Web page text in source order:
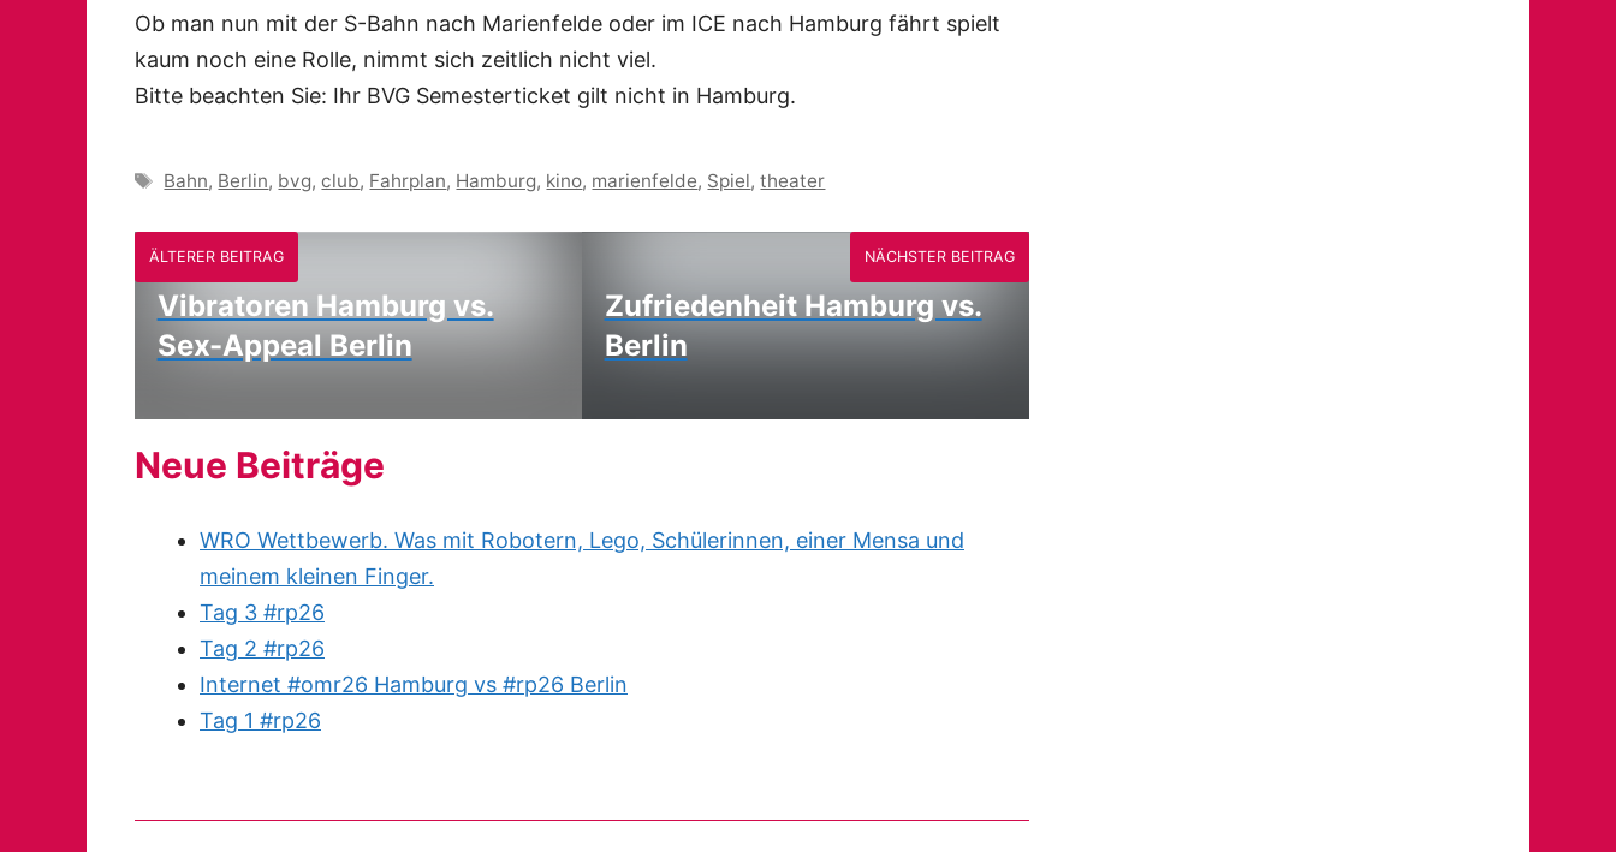
Ob man nun mit der S-Bahn nach Marienfelde oder im ICE nach Hamburg fährt spielt
kaum noch eine Rolle, nimmt sich zeitlich nicht viel.
Bitte beachten Sie: Ihr BVG Semesterticket gilt nicht in Hamburg.
Schlagwörter
Bahn, Berlin, bvg,club, Fahrplan, Hamburg, kino, marienfelde, Spiel,theater
ÄLTERER BEITRAG
Vibratoren Hamburg vs.
Sex-Appeal Berlin
Zufriedenheit Hamburg vs.
Berlin
NÄCHSTER BEITRAG
Neue Beiträge
WRO Wettbewerb. Was mit Robotern, Lego, Schülerinnen, einer Mensa und
meinem kleinen Finger.
Tag 3 #rp26
Tag 2 #rp26
Internet #omr26 Hamburg vs #rp26 Berlin
Tag 1 #rp26